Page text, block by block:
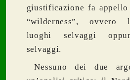
giustificazione fa
“wilderness”, ovvero
luoghi selvaggi
selvaggi.
Nessuno dei due